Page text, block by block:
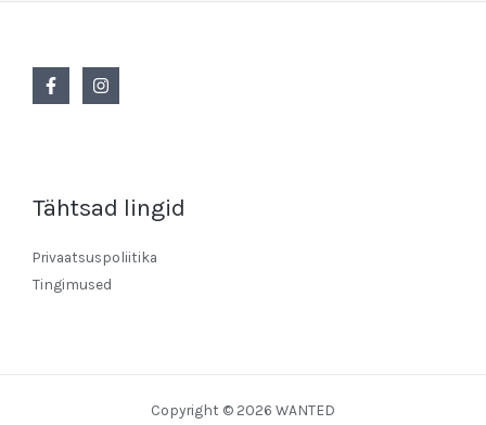
Tähtsad lingid
Privaatsuspoliitika
Tingimused
Copyright © 2026 WANTED